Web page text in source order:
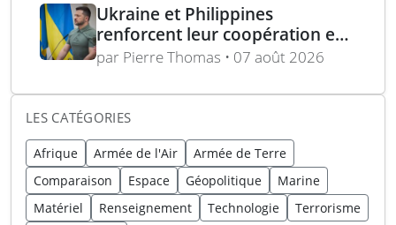
Ukraine et Philippines
renforcent leur coopération en
défense avec un accord sur les
drones
par Pierre Thomas • 07 août 2026
LES CATÉGORIES
Afrique Armée de l'Air
Armée de Terre
Comparaison
Espace Géopolitique
Marine
Matériel
Renseignement Technologie
Terrorisme